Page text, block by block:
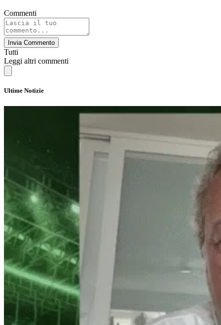
Commenti
Invia Commento
Tutti
Leggi altri commenti
Ultime Notizie